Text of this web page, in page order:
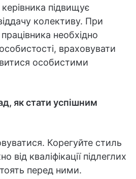
підвищує
колективу. При
необхідно
враховувати
особистими
як стати успішним
Корегуйте стиль
від кваліфікації підлеглих
перед ними.